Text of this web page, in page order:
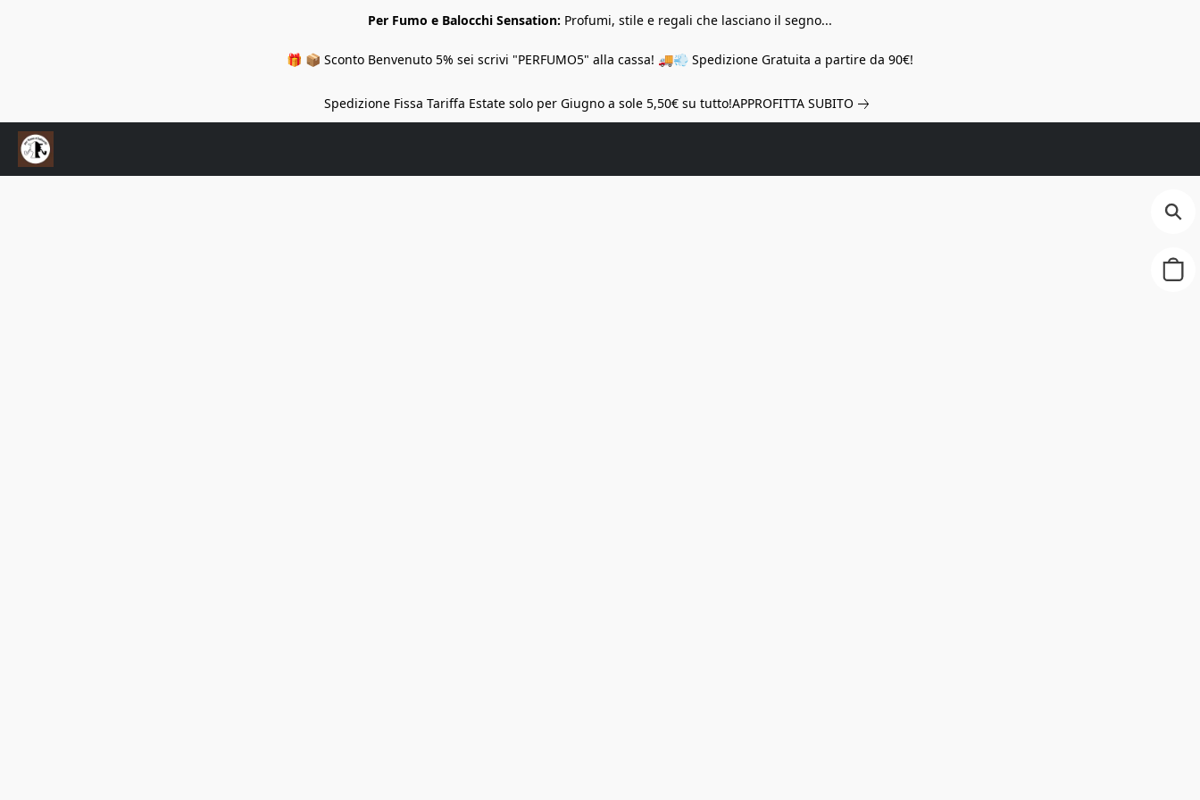
Per Fumo e Balocchi Sensation: Profumi, stile e regali che lasciano il segno...
🎁 📦 Sconto Benvenuto 5% sei scrivi "PERFUMO5" alla cassa! 🚚💨 Spedizione Gratuita a partire da 90€!
Spedizione Fissa Tariffa Estate solo per Giugno a sole 5,50€ su tutto!APPROFITTA SUBITO